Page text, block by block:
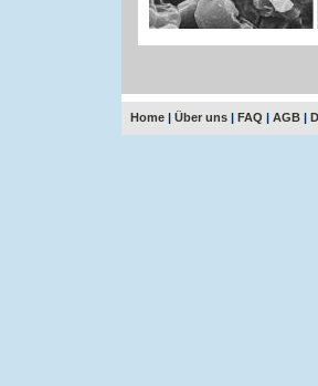
Home | Über uns | FAQ | AGB |